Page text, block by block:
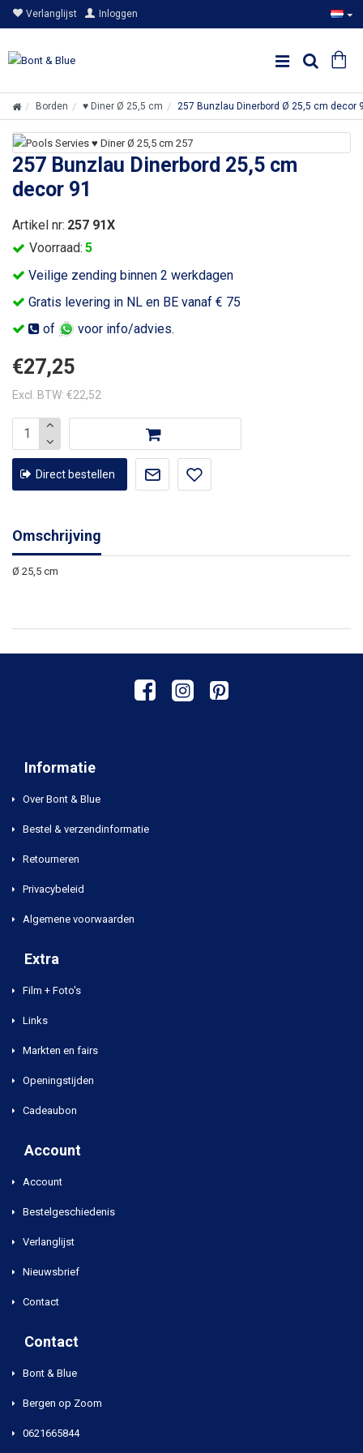
Verlanglijst Inloggen
Borden ♥ Diner Ø 25,5 cm 257 Bunzlau Dinerbord Ø 25,5 cm decor
257 Bunzlau Dinerbord 25,5 cm
decor 91
Veilige zending binnen 2 werkdagen
Gratis levering in NL en BE vanaf € 75
of
voor info/advies.
Voorraad: 5
Artikel nr: 257 91X
€27,25
Excl. BTW: €22,52
Direct bestellen
Omschrijving
Ø 25,5 cm
Informatie
Over Bont & Blue
Bestel & verzendinformatie
Retourneren
Privacybeleid
Algemene voorwaarden
Extra
Film + Foto's
Links
Markten en fairs
Openingstijden
Cadeaubon
Account
Account
Bestelgeschiedenis
Verlanglijst
Nieuwsbrief
Contact
Contact
Bont & Blue
Bergen op Zoom
0621665844